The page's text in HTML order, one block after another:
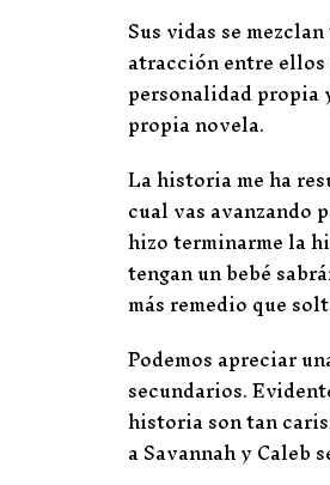
Sus vidas se
atracción entre
personalidad propia
propia novela.
La historia me ha
cual vas avanzando
hizo terminarme la
tengan un bebé
más remedio que
Podemos apreciar
secundarios.
historia son tan
a Savannah y